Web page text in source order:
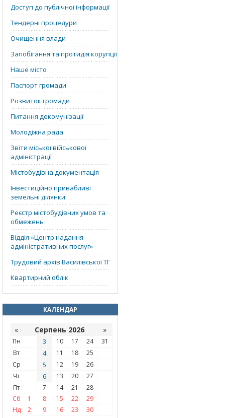
Доступ до публічної інформації
Тендерні процедури
Очищення влади
Запобігання та протидія корупції
Наше місто
Паспорт громади
Розвиток громади
Питання декомунізації
Молодіжна рада
Звіти міської військової
адміністрації
Містобудівна документація
Інвестиційно привабливі
земельні ділянки
Реєстр містобудівних умов та
обмежень
Відділ «‎Центр надання
адміністративних послуг»
Трудовий архів Василівської ТГ
Квартирний облік
КАЛЕНДАР
« Серпень 2026 »
Пн 3 10 17 24
31
Вт
4 11 18
25
Ср
5 12 19
26
Чт
6 13 20
27
Пт
7 14 21
28
Сб
1 8 15 22
29
Нд
2 9 16 23 30